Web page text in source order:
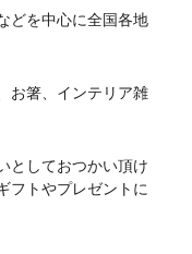
を中心に全国各地
お箸、インテリア雑
としておつかい頂け
フトやプレゼントに